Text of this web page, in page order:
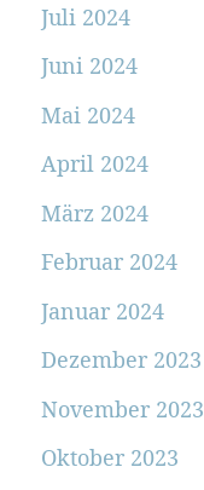
Juli 2024
Juni 2024
Mai 2024
April 2024
März 2024
Februar 2024
Januar 2024
Dezember 2023
November 2023
Oktober 2023